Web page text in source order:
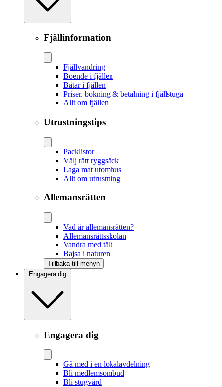
Fjällinformation
Fjällvandring
Boende i fjällen
Båtar i fjällen
Priser, bokning & betalning i fjällstuga
Allt om fjällen
Utrustningstips
Packlistor
Välj rätt ryggsäck
Laga mat utomhus
Allt om utrustning
Allemansrätten
Vad är allemansrätten?
Allemansrättsskolan
Vandra med tält
Bajsa i naturen
Tillbaka till menyn
Engagera dig
Engagera dig
Gå med i en lokalavdelning
Bli medlemsombud
Bli stugvärd